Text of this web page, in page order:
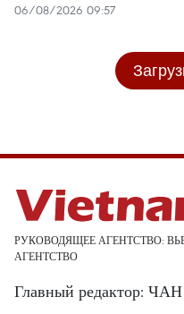
06/08/2026 09:57
РУКОВОДЯЩЕЕ АГЕНТСТВО:
АГЕНТСТВО
Главный редактор: